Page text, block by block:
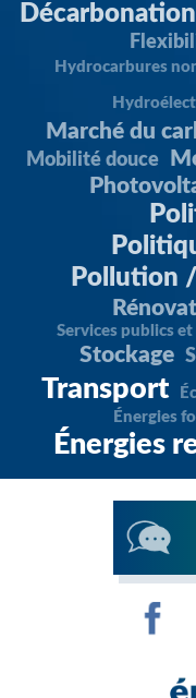
Décarbonation
Hydrocarbures
Marché du
Mobilité douce
Pollution
Services publics
Stockage
Transport
Énergies
Énergies